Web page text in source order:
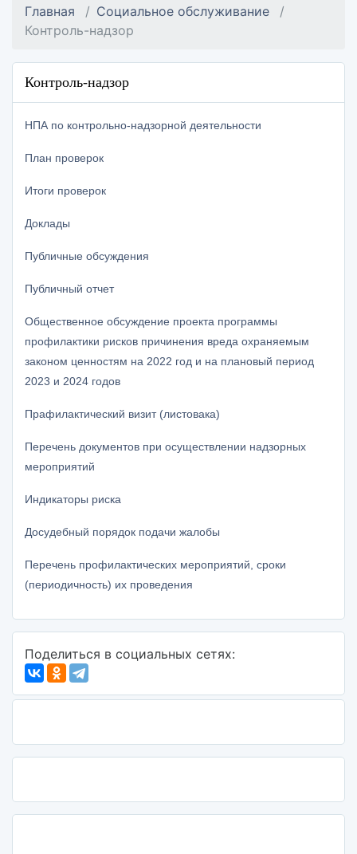
Главная
Социальное обслуживание
Контроль-надзор
Контроль-надзор
НПА по контрольно-надзорной деятельности
План проверок
Итоги проверок
Доклады
Публичные обсуждения
Публичный отчет
Общественное обсуждение проекта программы
профилактики рисков причинения вреда охраняемым
законом ценностям на 2022 год и на плановый период
2023 и 2024 годов
Прафилактический визит (листовака)
Перечень документов при осуществлении надзорных
мероприятий
Индикаторы риска
Досудебный порядок подачи жалобы
Перечень профилактических мероприятий, сроки
(периодичность) их проведения
Поделиться в социальных сетях: